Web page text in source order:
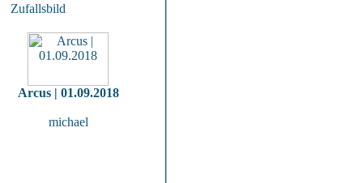
Zufallsbild
Arcus | 01.09.2018
michael